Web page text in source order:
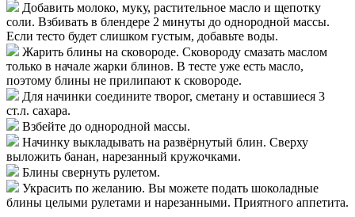
Добавить молоко, муку, растительное масло и щепотку
соли. Взбивать в блендере 2 минуты до однородной массы.
Если тесто будет слишком густым, добавьте воды.
Жарить блины на сковороде. Сковороду смазать маслом
только в начале жарки блинов. В тесте уже есть масло,
поэтому блины не прилипают к сковороде.
Для начинки соедините творог, сметану и оставшиеся 3
ст.л. сахара.
Взбейте до однородной массы.
Начинку выкладывать на развёрнутый блин. Сверху
выложить банан, нарезанный кружочками.
Блины свернуть рулетом.
Украсить по желанию. Вы можете подать шоколадные
блины целыми рулетами и нарезанными. Приятного аппетита.